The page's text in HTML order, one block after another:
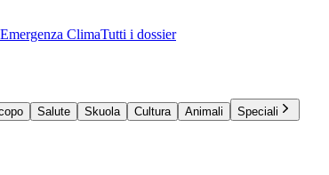
Emergenza ClimaTutti i dossier
Salute Skuola Cultura Animali
Speciali